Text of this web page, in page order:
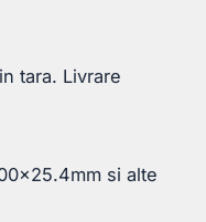
tara. Livrare
si alte